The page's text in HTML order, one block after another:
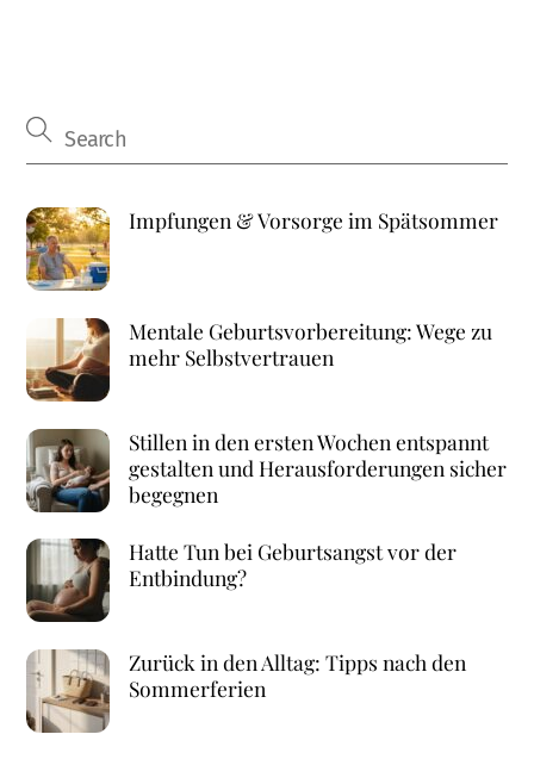
Impfungen & Vorsorge im Spätsommer
Mentale Geburtsvorbereitung: Wege zu
mehr Selbstvertrauen
Stillen in den ersten Wochen entspannt
gestalten und Herausforderungen sicher
begegnen
Hatte Tun bei Geburtsangst vor der
Entbindung?
Zurück in den Alltag: Tipps nach den
Sommerferien